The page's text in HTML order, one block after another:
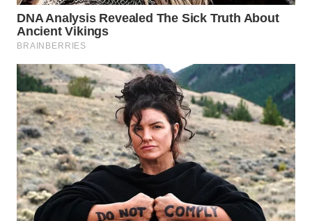
CIANJUR
WN
SERIBU
WN
TANGERANG
WN
BINJAI